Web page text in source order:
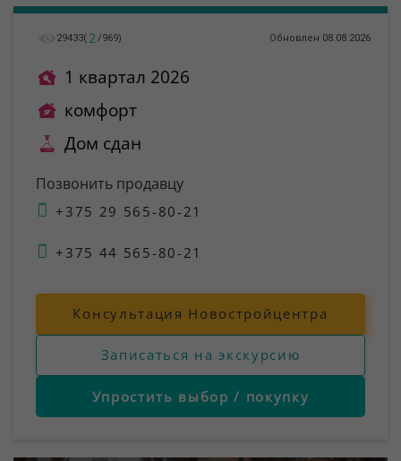
29433( 2 /969) Обновлен 08.08.2026
1 квартал 2026
комфорт
Дом сдан
Позвонить продавцу
+375 29 565-80-21
+375 44 565-80-21
Консультация Новостройцентра
Записаться на экскурсию
Упростить выбор / покупку